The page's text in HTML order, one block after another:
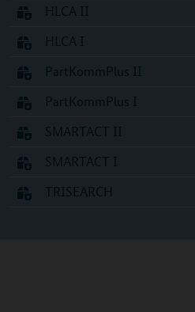
HLCA II
HLCA I
PartKommPlus II
PartKommPlus I
SMARTACT II
SMARTACT I
TRISEARCH